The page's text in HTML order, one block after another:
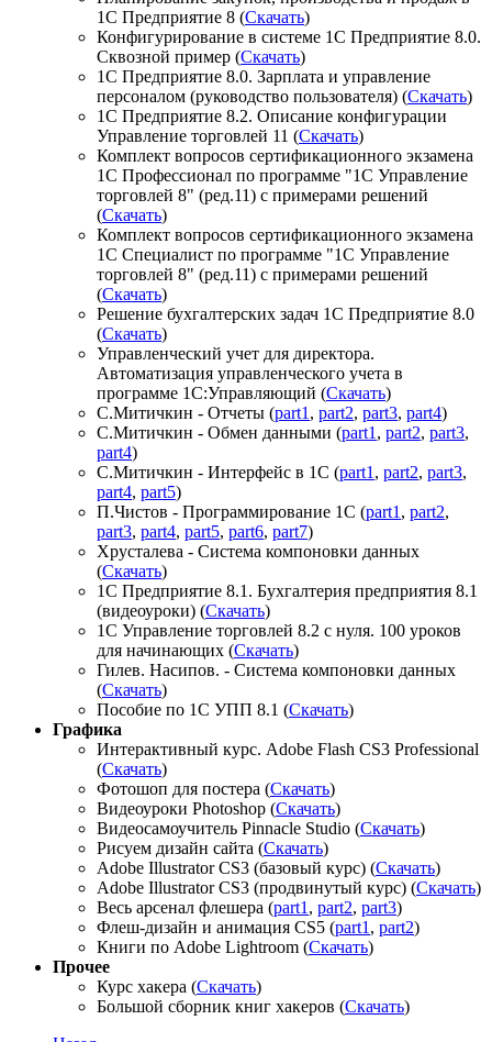
1С Предприятие 8 (Скачать)
Конфигурирование в системе 1С Предприятие 8.0.
Сквозной пример (Скачать)
1С Предприятие 8.0. Зарплата и управление
персоналом (руководство пользователя) (Скачать)
1С Предприятие 8.2. Описание конфигурации
Управление торговлей 11 (Скачать)
Комплект вопросов сертификационного экзамена
1С Профессионал по программе "1С Управление
торговлей 8" (ред.11) с примерами решений
(Скачать)
Комплект вопросов сертификационного экзамена
1С Специалист по программе "1С Управление
торговлей 8" (ред.11) с примерами решений
(Скачать)
Решение бухгалтерских задач 1С Предприятие 8.0
(Скачать)
Управленческий учет для директора.
Автоматизация управленческого учета в
программе 1С:Управляющий (Скачать)
С.Митичкин - Отчеты (part1 , part2, part3, part4)
С.Митичкин - Обмен данными (part1 , part2, part3,
part4)
С.Митичкин - Интерфейс в 1С (part1 , part2, part3,
part4, part5)
П.Чистов - Программирование 1С (part1 , part2,
part3, part4, part5, part6, part7)
Хрусталева - Система компоновки данных
(Скачать)
1C Предприятие 8.1. Бухгалтерия предприятия 8.1
(видеоуроки) (Скачать)
1С Управление торговлей 8.2 с нуля. 100 уроков
для начинающих (Скачать)
Гилев. Насипов. - Система компоновки данных
(Скачать)
Пособие по 1С УПП 8.1 (Скачать)
Графика
Интерактивный курс. Adobe Flash CS3 Professional
(Скачать)
Фотошоп для постера (Скачать)
Видеоуроки Photoshop (Скачать)
Видеосамоучитель Pinnacle Studio (Скачать)
Рисуем дизайн сайта (Скачать)
Adobe Illustrator CS3 (базовый курс) (Скачать)
Adobe Illustrator CS3 (продвинутый курс) (Скачать)
Весь арсенал флешера (part1 , part2, part3)
Флеш-дизайн и анимация CS5 (part1 , part2)
Книги по Adobe Lightroom (Скачать)
Прочее
Курс хакера (Скачать)
Большой сборник книг хакеров (Скачать)